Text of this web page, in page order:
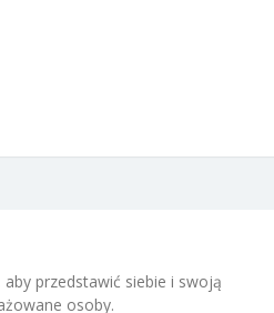
przedstawić siebie i swoją
osoby.